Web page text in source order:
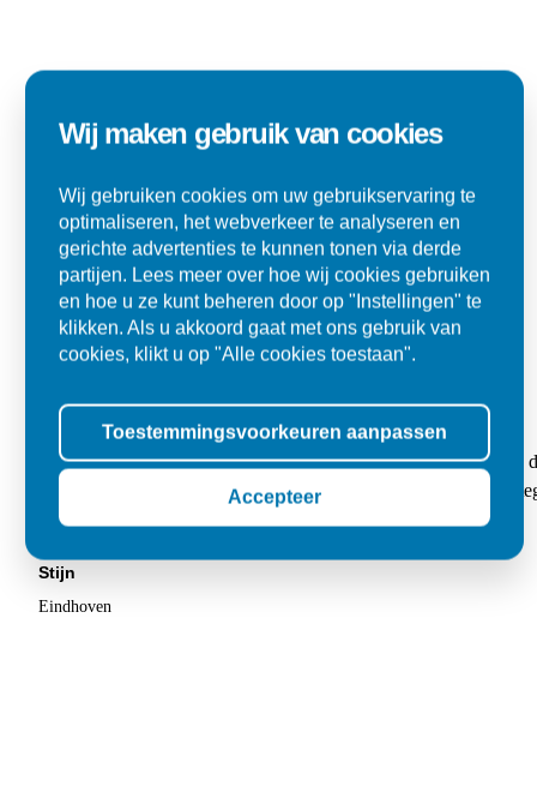
Kwaliteit en flexibel
"Mijn bestelling werd netjes op het afgesproken tijdstip geleverd
chauffeur. Had behoorlijk wat tegels besteld en letterlijk geen 1
kwaliteit. Eindresultaat is heel mooi."
Stijn
Eindhoven
Wij maken gebruik van cookies
Wij gebruiken cookies om uw gebruikservaring te
optimaliseren, het webverkeer te analyseren en
gerichte advertenties te kunnen tonen via derde
partijen. Lees meer over hoe wij cookies gebruiken
en hoe u ze kunt beheren door op "Instellingen" te
klikken. Als u akkoord gaat met ons gebruik van
cookies, klikt u op "Alle cookies toestaan".
Toestemmingsvoorkeuren aanpassen
Accepteer